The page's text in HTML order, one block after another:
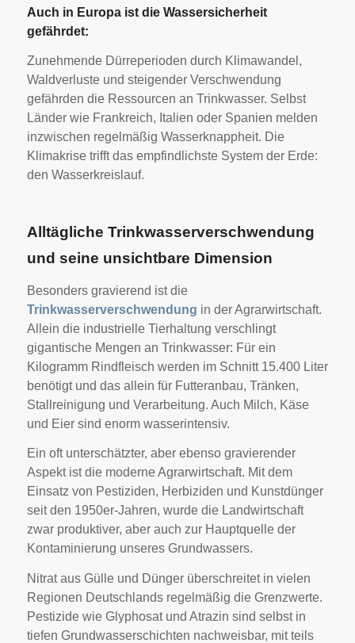
Auch in Europa ist die Wassersicherheit
gefährdet:
Zunehmende Dürreperioden durch Klimawandel,
Waldverluste und steigender Verschwendung
gefährden die Ressourcen an Trinkwasser. Selbst
Länder wie Frankreich, Italien oder Spanien melden
inzwischen regelmäßig Wasserknappheit. Die
Klimakrise trifft das empfindlichste System der Erde:
den Wasserkreislauf.
Alltägliche Trinkwasserverschwendung
und seine unsichtbare Dimension
Besonders gravierend ist die
Trinkwasserverschwendung in der Agrarwirtschaft.
Allein die industrielle Tierhaltung verschlingt
gigantische Mengen an Trinkwasser: Für ein
Kilogramm Rindfleisch werden im Schnitt 15.400 Liter
benötigt und das allein für Futteranbau, Tränken,
Stallreinigung und Verarbeitung. Auch Milch, Käse
und Eier sind enorm wasserintensiv.
Ein oft unterschätzter, aber ebenso gravierender
Aspekt ist die moderne Agrarwirtschaft. Mit dem
Einsatz von Pestiziden, Herbiziden und Kunstdünger
seit den 1950er-Jahren, wurde die Landwirtschaft
zwar produktiver, aber auch zur Hauptquelle der
Kontaminierung unseres Grundwassers.
Nitrat aus Gülle und Dünger überschreitet in vielen
Regionen Deutschlands regelmäßig die Grenzwerte.
Pestizide wie Glyphosat und Atrazin sind selbst in
tiefen Grundwasserschichten nachweisbar, mit teils